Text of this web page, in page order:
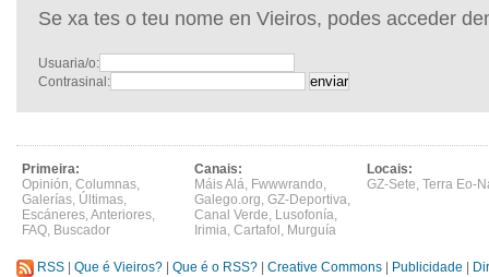
Se xa tes o teu nome en Vieiros, podes acceder
Usuaria/o:
Contrasinal:
Primeira:
Opinión, Columnas,
Galerías, Últimas,
Escáneres,Anteriores,
FAQ, Buscador
Canais:
Máis Alá, Fwwwrando,
Galego.org, GZ-Deportiva,
Canal Verde, Lusofonía,
Irimia, Cartafol , Murguía
Locais:
GZ-Sete, Terra Eo-
RSS Que é Vieiros? Que é o RSS? Creative Commons Publicidade